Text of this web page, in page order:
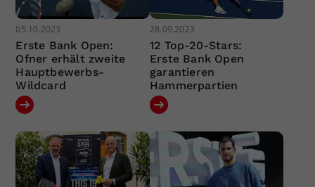
05.10.2023
Erste Bank Open:
Ofner erhält zweite
Hauptbewerbs-
Wildcard
28.09.2023
12 Top-20-Stars:
Erste Bank Open
garantieren
Hammerpartien